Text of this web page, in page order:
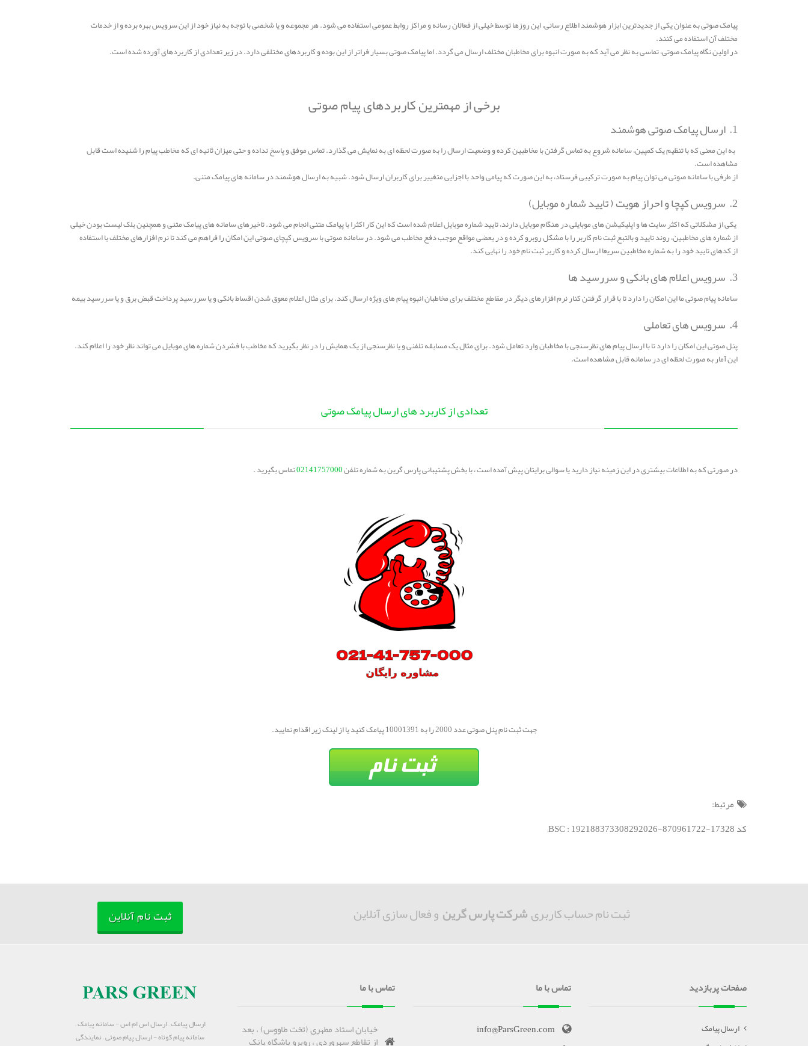
پیامک صوتی به عنوان یکی از جدیدترین ابزار هوشمند اطلاع رسانی، این روزها توسط خیلی از فعالان رسانه و مراکز روابط عمومی استفاده می شود. هر مجموعه و یا شخصی با توجه به نیاز خود از این سرویس بهره برده و از خدمات
مختلف آن استفاده می کنند.
در اولین نگاه پیامک صوتی، تماسی به نظر می آید که به صورت انبوه برای مخاطبان مختلف ارسال می گردد. اما پیامک صوتی بسیار فراتر از این بوده و کاربردهای مختلفی دارد. در زیر تعدادی از کاربردهای آورده شده است.
برخی از مهمترین کاربردهای پیام صوتی
1. ارسال پیامک صوتی هوشمند
به این معنی که با تنظیم یک کمپین، سامانه شروع به تماس گرفتن با مخاطبین کرده و وضعیت ارسال را به صورت لحظه ای به نمایش می گذارد. تماس موفق و پاسخ نداده و حتی میزان ثانیه ای که مخاطب پیام را شنیده است قابل
مشاهده است.
از طرفی با سامانه صوتی می توان پیام به صورت ترکیبی فرستاد، به این صورت که پیامی واحد با اجزایی متغییر برای کاربران ارسال شود. شبیه به ارسال هوشمند در سامانه های پیامک متنی.
2. سرویس کپچا و احراز هویت ( تایید شماره موبایل)
یکی از مشکلاتی که اکثر سایت ها و اپلیکیشن های موبایلی در هنگام موبایل دارند، تایید شماره موبایل اعلام شده است که این کار اکثرا با پیامک متنی انجام می شود. تاخیرهای سامانه های پیامک متنی و همچنین بلک لیست بودن خیلی
از شماره های مخاطبین، روند تایید و بالتبع ثبت نام کاربر را با مشکل روبرو کرده و در بعضی مواقع موجب دفع مخاطب می شود. در سامانه صوتی با سرویس کپچای صوتی این امکان را فراهم می کند تا نرم افزارهای مختلف با استفاده
از کدهای تایید خود را به شماره مخاطبین سریعا ارسال کرده و کاربر ثبت نام خود را نهایی کند.
3. سرویس اعلام های بانکی و سررسید ها
سامانه پیام صوتی ما این امکان را دارد تا با قرار گرفتن کنار نرم افزارهای دیگر در مقاطع مختلف برای مخاطبان انبوه پیام های ویژه ارسال کند. برای مثال اعلام معوق شدن اقساط بانکی و یا سررسید پرداخت قبض برق و یا سررسید بیمه
4. سرویس های تعاملی
پنل صوتی این امکان را دارد تا با ارسال پیام های نظرسنجی با مخاطبان وارد تعامل شود. برای مثال یک مسابقه تلفنی و یا نظرسنجی از یک همایش را در نظر بگیرید که مخاطب با فشردن شماره های موبایل می تواند نظر خود را اعلام کند.
این آمار به صورت لحظه ای در سامانه قابل مشاهده است.
تعدادی از کاربرد های ارسال پیامک صوتی
در صورتی که به اطلاعات بیشتری در این زمینه نیاز دارید یا سوالی برایتان پیش آمده است ، با بخش پشتیبانی پارس گرین به شماره تلفن02141757000تماس بگیرید .
جهت ثبت نام پنل صوتی عدد 2000 را به 10001391 پیامک کنید یا از لینک زیر اقدام نمایید.
مرتبط:
کد BSC : 192188373308292026-870961722-17328;
ثبت نام حساب کاربریشرکت پارس گرین و فعال سازی آنلاین ثبت نام آنلاین
صفحات پربازدید
ارسال پیامک
تماس با ما
info@ParsGreen.com
تماس با ما
خیابان استاد مطهری (تخت طاووس) ، بعد
از تقاطع سهروردی ، روبرو باشگاه بانک
ارسال پیامک – ارسال اس ام اس - سامانه پیامک –
سامانه پیام کوتاه - ارسال پیام صوتی – نمایندگی